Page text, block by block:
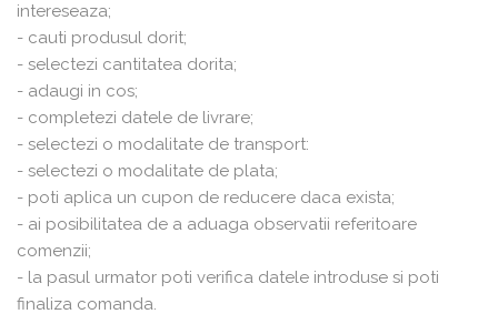
intereseaza;
- cauti produsul dorit;
- selectezi cantitatea dorita;
- adaugi in cos;
- completezi datele de livrare;
- selectezi o modalitate de transport:
- selectezi o modalitate de plata;
- poti aplica un cupon de reducere daca exista;
- ai posibilitatea de a aduaga observatii referitoare
comenzii;
- la pasul urmator poti verifica datele introduse si poti
finaliza comanda.